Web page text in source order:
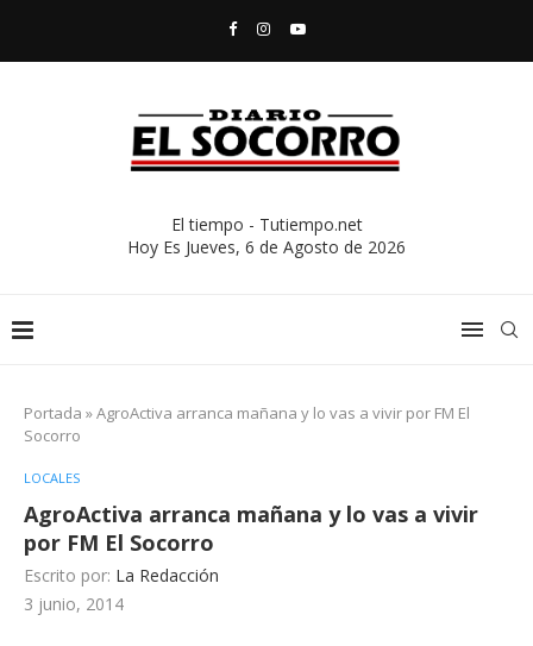
El tiempo - Tutiempo.net
Hoy Es Jueves, 6 de Agosto de 2026
Portada »AgroActiva arranca mañana y lo vas a vivir por FM El
Socorro
LOCALES
AgroActiva arranca mañana y lo vas a vivir
por FM El Socorro
Escrito por: La Redacción
3 junio, 2014